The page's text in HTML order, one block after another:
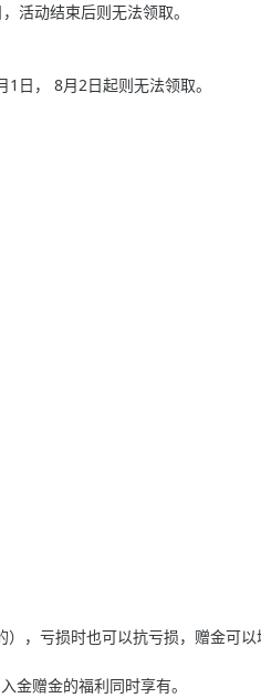
活动结束后则无法领取。
日， 8月2日起则无法领取。
，亏损时也可以抗亏损，赠金可
金赠金的福利同时享有。